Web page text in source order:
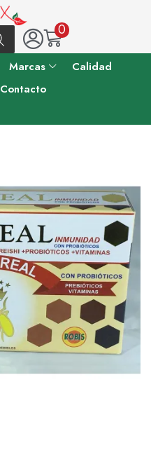
0
Marcas
Calidad
Contacto